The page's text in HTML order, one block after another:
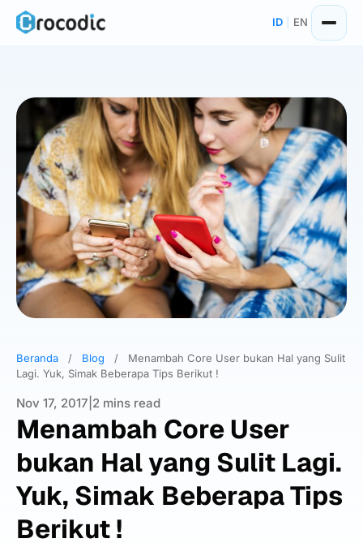
Skip
ID EN
Beranda / Blog /
Menambah Core User bukan Hal yang Sulit
Lagi. Yuk, Simak Beberapa Tips Berikut !
Nov 17, 2017 2 mins read
Menambah Core User
bukan Hal yang Sulit Lagi.
Yuk, Simak Beberapa Tips
Berikut !